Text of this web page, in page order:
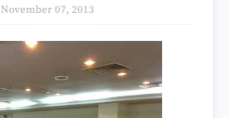
November 07, 2013